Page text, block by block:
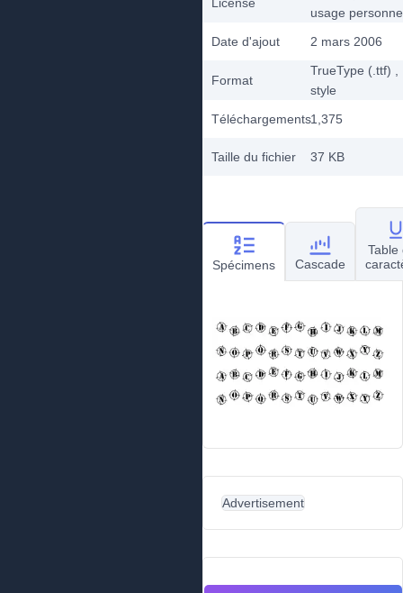
usage
Date d'ajout
2 mars 2006
Format
TrueType (.ttf)
style
Téléchargements1,375
Taille du fichier 37 KB
Spécimens Cascade
Table
Advertisement